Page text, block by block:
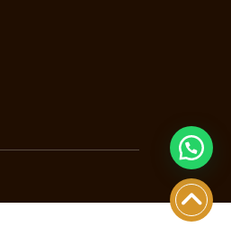
Precisa de ajuda?